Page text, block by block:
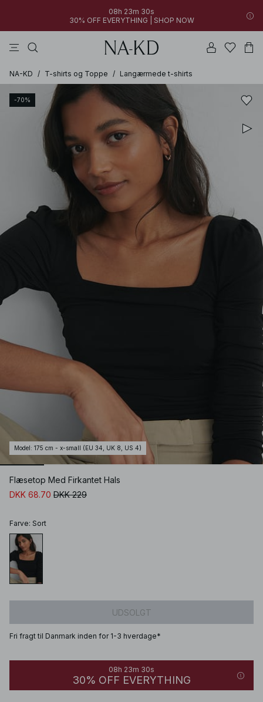
08h 23m 30s
30% OFF EVERYTHING | SHOP NOW
NA-KD / T-shirts og Toppe / Langærmede t-shirts
-70%
Model : 175 cm - x-small (EU 34, UK 8, US 4)
Flæsetop Med Firkantet Hals
DKK 68.70 DKK 229
Farve: Sort
UDSOLGT
Fri fragt til Danmark inden for 1-3 hverdage*
08h 23m 30s
30% OFF EVERYTHING